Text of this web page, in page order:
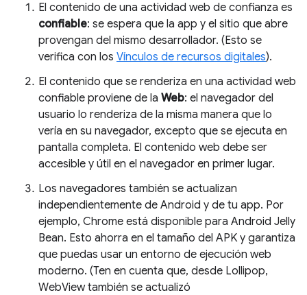
El contenido de una actividad web de confianza es
confiable: se espera que la app y el sitio que abre
provengan del mismo desarrollador. (Esto se
verifica con los Vínculos de recursos digitales).
El contenido que se renderiza en una actividad web
confiable proviene de la Web: el navegador del
usuario lo renderiza de la misma manera que lo
vería en su navegador, excepto que se ejecuta en
pantalla completa. El contenido web debe ser
accesible y útil en el navegador en primer lugar.
Los navegadores también se actualizan
independientemente de Android y de tu app. Por
ejemplo, Chrome está disponible para Android Jelly
Bean. Esto ahorra en el tamaño del APK y garantiza
que puedas usar un entorno de ejecución web
moderno. (Ten en cuenta que, desde Lollipop,
WebView también se actualizó